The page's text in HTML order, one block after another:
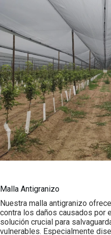
Malla Antigranizo
Nuestra malla antigranizo
contra los daños causados por
solución crucial para
vulnerables. Especialmente